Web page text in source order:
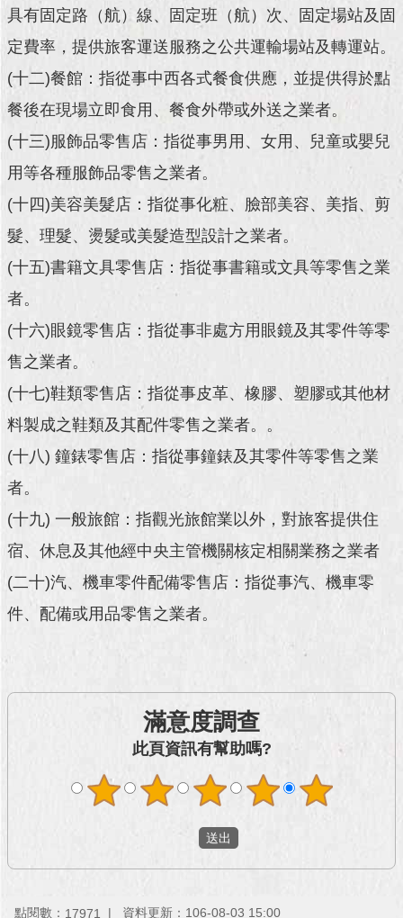
活
動
主
館
回
首
頁
網
站
導
覽
English
見
答
時
新
聞
澄
雙
語
具有固定路（航）線、固定班（航）次、固定場站及固
定費率，提供旅客運送服務之公共運輸場站及轉運站。
(十二)餐館：指從事中西各式餐食供應，並提供得於點
餐後在現場立即食用、餐食外帶或外送之業者。
(十三)服飾品零售店：指從事男用、女用、兒童或嬰兒
用等各種服飾品零售之業者。
(十四)美容美髮店：指從事化粧、臉部美容、美指、剪
髮、理髮、燙髮或美髮造型設計之業者。
(十五)書籍文具零售店：指從事書籍或文具等零售之業
者。
(十六)眼鏡零售店：指從事非處方用眼鏡及其零件等零
售之業者。
(十七)鞋類零售店：指從事皮革、橡膠、塑膠或其他材
料製成之鞋類及其配件零售之業者。。
(十八) 鐘錶零售店：指從事鐘錶及其零件等零售之業
者。
(十九) 一般旅館：指觀光旅館業以外，對旅客提供住
宿、休息及其他經中央主管機關核定相關業務之業者
(二十)汽、機車零件配備零售店：指從事汽、機車零
件、配備或用品零售之業者。
滿意度調查
此頁資訊有幫助嗎?
點閱數： 17971
資料更新：106-08-03 15:00